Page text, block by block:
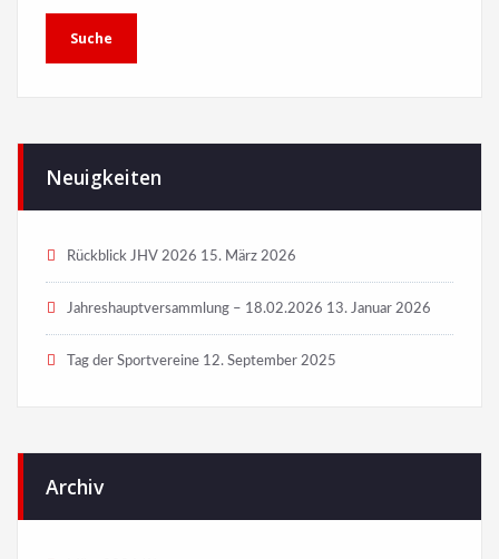
Neuigkeiten
Rückblick JHV 2026 15. März 2026
Jahreshauptversammlung – 18.02.2026 13. Januar 2026
Tag der Sportvereine 12. September 2025
Archiv